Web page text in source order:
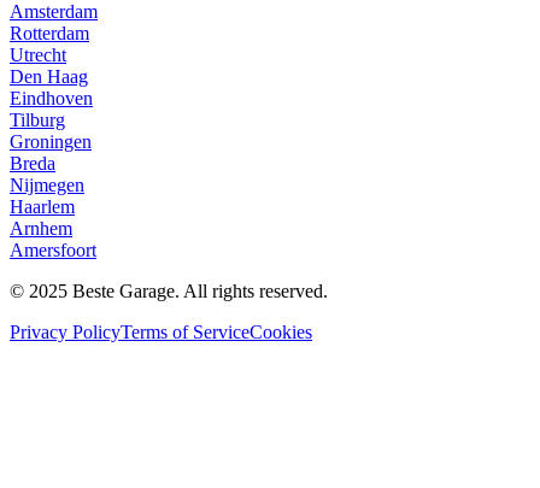
Amsterdam
Rotterdam
Utrecht
Den Haag
Eindhoven
Tilburg
Groningen
Breda
Nijmegen
Haarlem
Arnhem
Amersfoort
© 2025 Beste Garage. All rights reserved.
Privacy PolicyTerms of ServiceCookies